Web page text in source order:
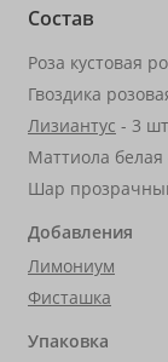
Состав
Роза кустовая
Гвоздика
Лизиантус - 3
Маттиола белая
Шар
Добавления
Лимониум
Фисташка
Упаковка